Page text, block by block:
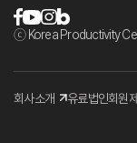
ⓒ Korea Productivity
회사소개 유료법인회원